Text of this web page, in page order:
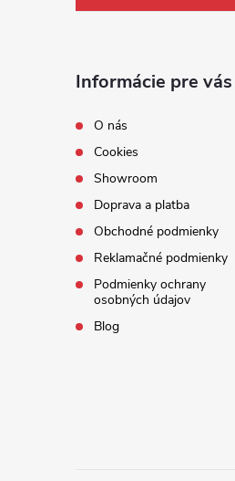
Informácie pre vás
O nás
Cookies
Showroom
Doprava a platba
Obchodné podmienky
Reklamačné podmienky
Podmienky ochrany
osobných údajov
Blog